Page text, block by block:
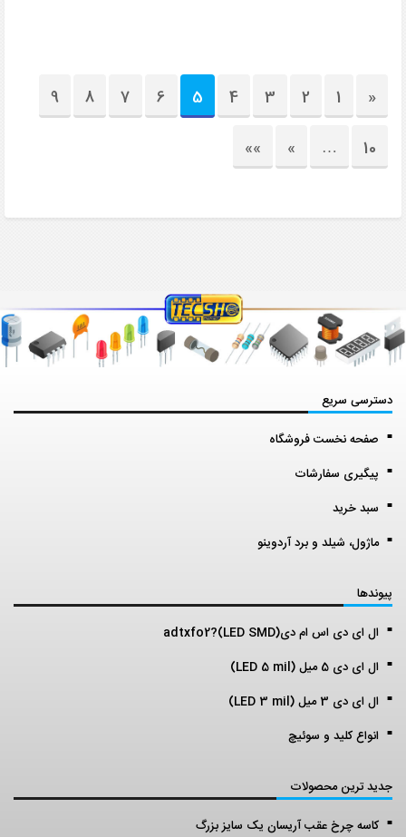
«
1
2
3
4
5
6
7
8
9
10
…
»
»»
دسترسی سریع
صفحه نخست فروشگاه
پیگیری سفارشات
سبد خرید
ماژول، شیلد و برد آردوینو
پیوندها
ال ای دی اس ام دی(LED SMD)?adtxfo2
ال ای دی 5 میل (LED 5 mil)
ال ای دی 3 میل (LED 3 mil)
انواع کلید و سوئیچ
جدید ترین محصولات
کاسه چرخ عقب آریسان یک سایز بزرگ